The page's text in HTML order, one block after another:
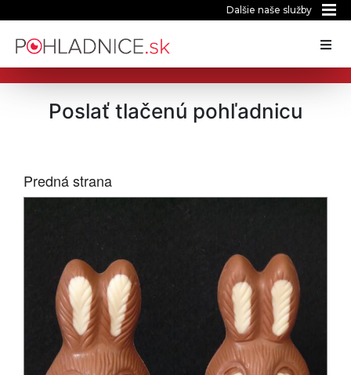
Dalšie naše služby
Poslať tlačenú pohľadnicu